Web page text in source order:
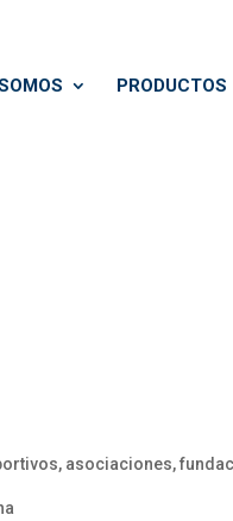
PRODUCTOS
asociaciones,